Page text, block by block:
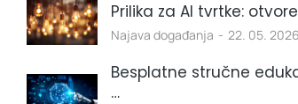
Prilika za AI tvrtke:
Najava događanja 22. 05.
Besplatne stručne
…